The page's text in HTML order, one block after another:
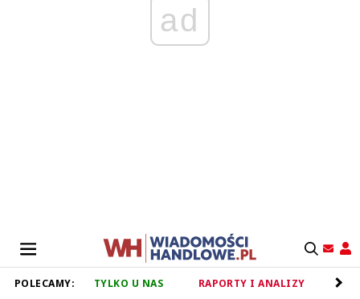
ad
POLECAMY: TYLKO U NAS RAPORTY I ANALIZY